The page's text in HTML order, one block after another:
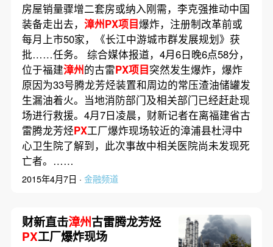
房屋销量骤增二套房或纳入刚需，李克强推动中国
装备走出去， 漳州PX项目爆炸，注册制改革前或
每月上市50家，《长江中游城市群发展规划》获
批……任务。 综合媒体报道，4月6日晚6点58分，
位于福建漳州的古雷PX项目突然发生爆炸，爆炸
原因为33号腾龙芳烃装置和周边的常压渣油储罐发
生漏油着火。当地消防部门及相关部门已经赶赴现
场进行救援。4月7日凌晨，财新记者在离福建省古
雷腾龙芳烃PX工厂爆炸现场较近的漳浦县杜浔中
心卫生院了解到，此次事故中相关医院尚未发现死
亡者。……
2015年4月7日 · 金融频道
财新直击漳州古雷腾龙芳烃
PX工厂爆炸现场